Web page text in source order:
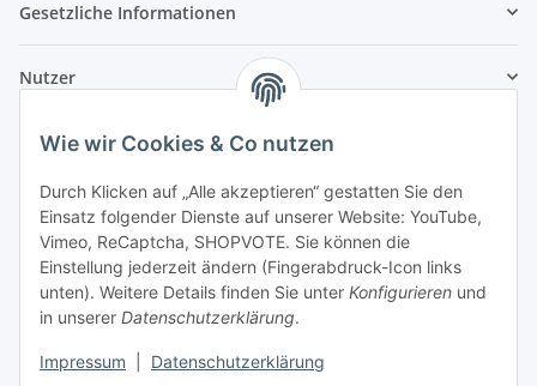
Wie wir Cookies & Co nutzen
Durch Klicken auf „Alle akzeptieren“ gestatten Sie den
Einsatz folgender Dienste auf unserer Website: YouTube,
Vimeo, ReCaptcha, SHOPVOTE. Sie können die
Einstellung jederzeit ändern (Fingerabdruck-Icon links
unten). Weitere Details finden Sie unter Konfigurieren und
in unserer Datenschutzerklärung.
Impressum Datenschutzerklärung
Gesetzliche Informationen
Nutzer